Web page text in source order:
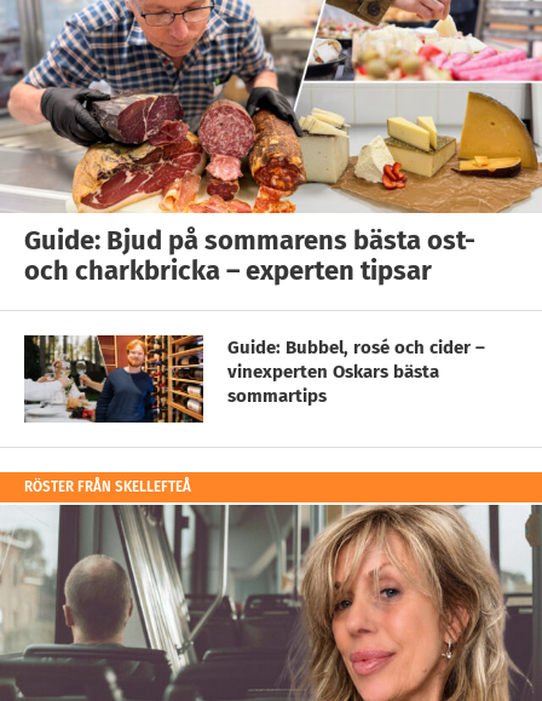
Guide: Bjud på sommarens bästa ost-
och charkbricka – experten tipsar
Guide: Bubbel, rosé och cider –
vinexperten Oskars bästa
sommartips
RÖSTER FRÅN SKELLEFTEÅ